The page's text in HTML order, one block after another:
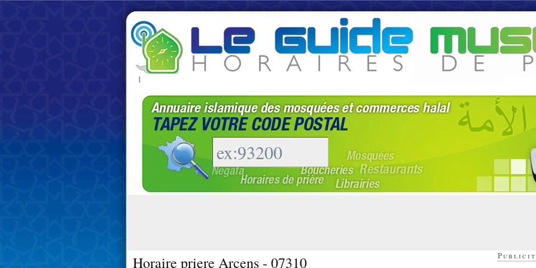
|
Horaire priere Arcens - 07310